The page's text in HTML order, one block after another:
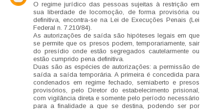
O regime jurídico das pessoas sujeitas à restrição em
sua liberdade de locomoção, de forma provisória ou
definitiva, encontra-se na Lei de Execuções Penais (Lei
Federal n. 7.210/84).
As autorizações de saída são hipóteses legais em que
se permite que os presos podem, temporariamente, sair
do presídio onde estão segregados cautelarmente ou
estão cumprido pena definitiva.
Duas são as espécies de autorizações: a permissão de
saída a saída temporária. A primeira é concedida para
condenados em regime fechado, semiaberto e presos
provisórios, pelo Diretor do estabelecimento prisional,
com vigilância direta e somente pelo período necessário
para a finalidade a que se destina, podendo ser por